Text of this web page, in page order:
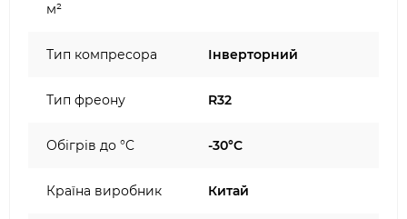
м²
Тип компресора Інверторний
Тип фреону R32
Обігрів до °C -30°C
Країна виробник Китай